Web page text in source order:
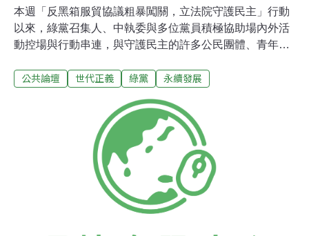
本週「反黑箱服貿協議粗暴闖關，立法院守護民主」行動
以來，綠黨召集人、中執委與多位黨員積極協助場內外活
動控場與行動串連，與守護民主的許多公民團體、青年學
黨員大會延期，持續協助「反黑箱服貿協議－佔領立法
動，也包括全台各地相關行動。而臨近立法院的綠黨秘書
處辦公室也為此開放全天無休，多日來持續提供熱水飲
用、沖洗、休憩的空間給參與行動的民眾。而針對政府近
年加速推動與中國貿易協議的粗暴過程，綠黨發表官方聲
明如下：一、呼籲任何國際貿易談判應在完整法治架構、
衝擊影響評估之揭露、以及完備監督機制下進行全球綠黨
的核心價值之一是「參與式民主」，因此長期以來反對任
公共論壇 世代正義 綠黨 永續發展